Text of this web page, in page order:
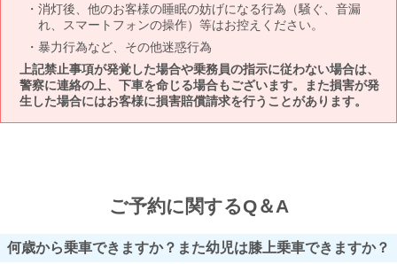
消灯後、他のお客様の睡眠の妨げになる行為（騒ぐ、音漏
れ、スマートフォンの操作）等はお控えください。
暴力行為など、その他迷惑行為
上記禁止事項が発覚した場合や乗務員の指示に従わない場合は、
警察に連絡の上、下車を命じる場合もございます。また損害が発
生した場合にはお客様に損害賠償請求を行うことがあります。
ご予約に関するQ＆A
何歳から乗車できますか？また幼児は膝上乗車できますか？